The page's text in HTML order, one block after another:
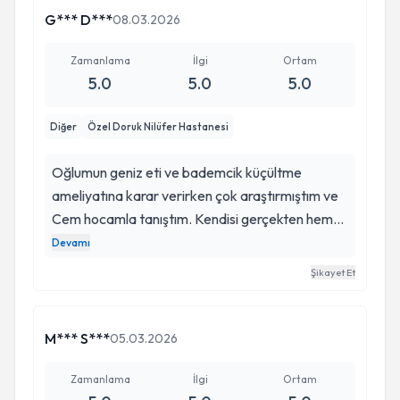
G*** D***08.03.2026
Zamanlama
5.0
İlgi
5.0
Ortam
5.0
Diğer Özel Doruk Nilüfer Hastanesi
Oğlumun geniz eti ve bademcik küçültme
ameliyatına karar verirken çok araştırmıştım ve
Cem hocamla tanıştım. Kendisi gerçekten hem
çok ilgili hemde işinin uzmanı. Gözünüz kapalı
güvenerek gidebilirsiniz. Tüm süreci çok güzel
Devamı
Şikayet Et
M*** S***05.03.2026
Zamanlama İlgi Ortam